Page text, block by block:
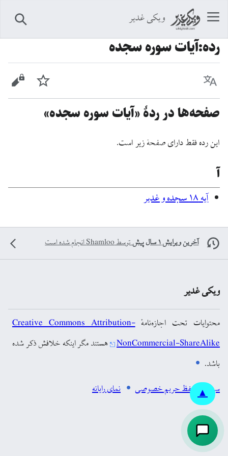
ویکی غدیر
رده:آیات سوره سجده
زبان پیگیری
صفحه‌ها در ردهٔ «آیات سوره سجده»
این رده فقط دارای صفحهٔ زیر است.
آ
آيه ۱۸ سجده و غدیر
▲
آخرین ویرایش ۱ سال پیش توسطShamlooانجام شده است
ویکی غدیر
محتوایات تحت اجازه‌نامهٔCreative Commons Attribution-
NonCommercial-ShareAlike هستند مگر اینکه خلافش ذکر شده
باشد.
سیاست حفظ حریم خصوصی
نمای رایانه